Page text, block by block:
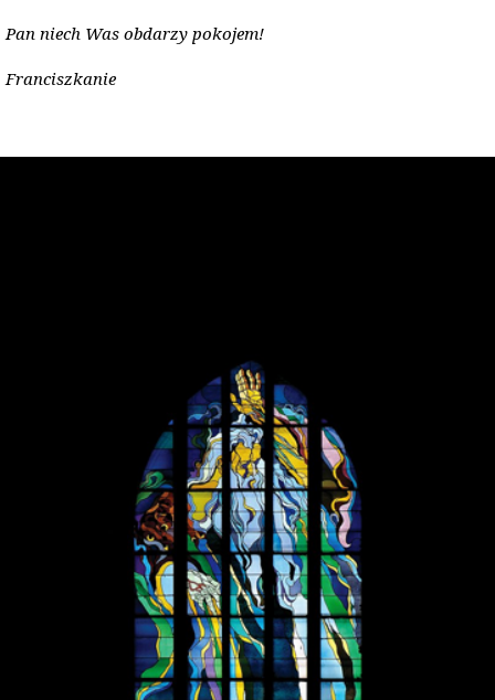
Pan niech Was obdarzy pokojem!
Franciszkanie